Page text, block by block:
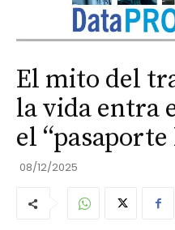
El mito del
la vida entra
el
08/12/2025